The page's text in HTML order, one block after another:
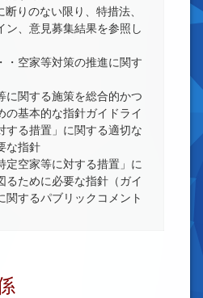
りのない限り、特措法、
ン、意見募集結果を参照し
・空家等対策の推進に関す
に関する施策を総合的かつ
の基本的な指針ガイドライ
する措置」に関する適切な
な指針
定空家等に対する措置」に
るために必要な指針（ガイ
関するパブリックコメント